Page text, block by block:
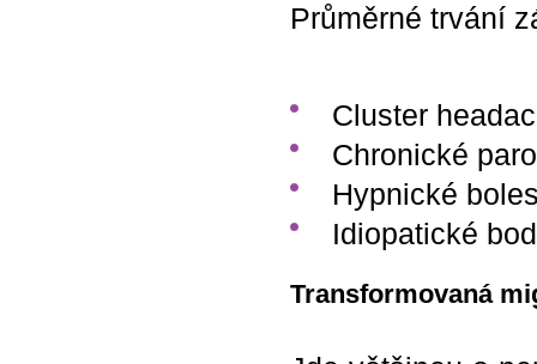
Průměrné trvání
Cluster
Chronické
Hypnické
Idiopatické
Transformovaná